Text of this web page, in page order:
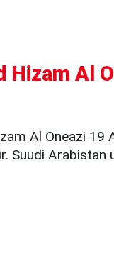
Hizam Al
Al Oneazi 19